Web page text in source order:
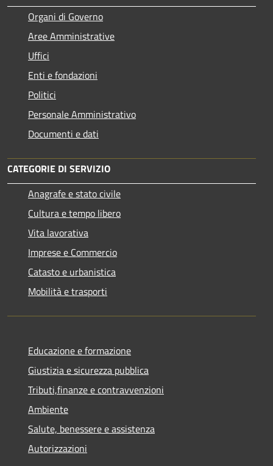
Organi di Governo
Aree Amministrative
Uffici
Enti e fondazioni
Politici
Personale Amministrativo
Documenti e dati
CATEGORIE DI SERVIZIO
Anagrafe e stato civile
Cultura e tempo libero
Vita lavorativa
Imprese e Commercio
Catasto e urbanistica
Mobilità e trasporti
Educazione e formazione
Giustizia e sicurezza pubblica
Tributi,finanze e contravvenzioni
Ambiente
Salute, benessere e assistenza
Autorizzazioni